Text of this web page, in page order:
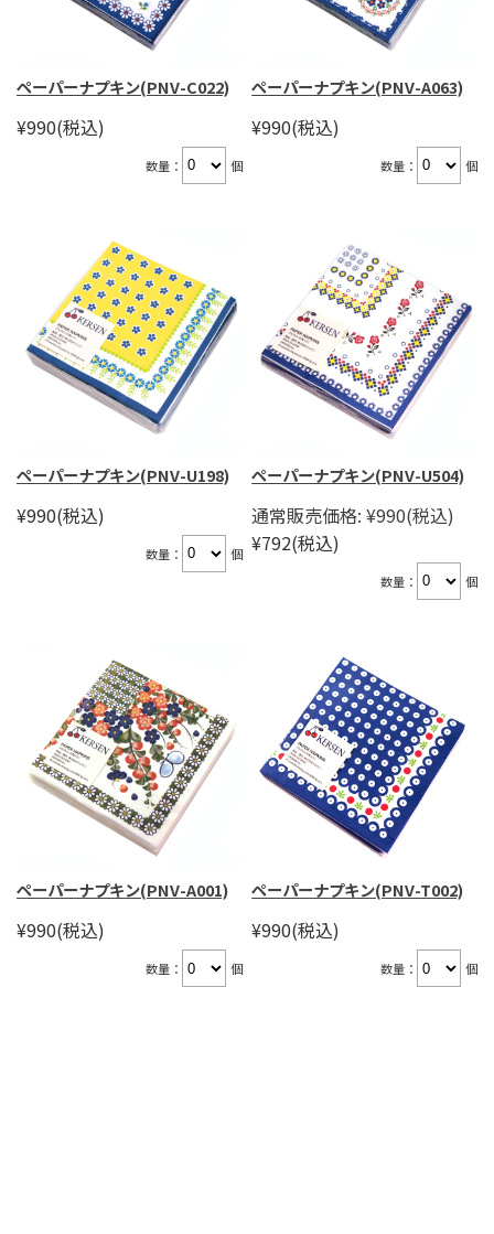
ペーパーナプキン(PNV-C022)
¥990(税込)
数量： 個
ペーパーナプキン(PNV-A063)
¥990(税込)
数量： 個
ペーパーナプキン(PNV-U198)
¥990(税込)
数量： 個
ペーパーナプキン(PNV-U504)
通常販売価格: ¥990(税込)
¥792(税込)
数量： 個
ペーパーナプキン(PNV-A001)
¥990(税込)
数量： 個
ペーパーナプキン(PNV-T002)
¥990(税込)
数量： 個